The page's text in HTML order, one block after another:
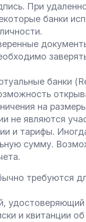
При
банки
банки
на
не являются
и тарифы.
сумму.
требуются
и квитанции